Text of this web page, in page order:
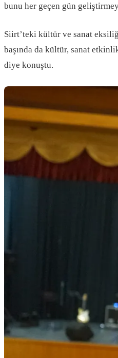
bunu her geçen gün
Siirt’teki kültür ve sanat
başında da kültür, sanat
diye konuştu.